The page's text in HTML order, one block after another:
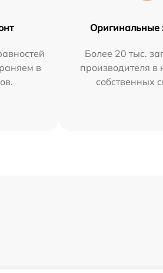
в
Оригинальные
Более 20 тыс.
производителя в
собственных